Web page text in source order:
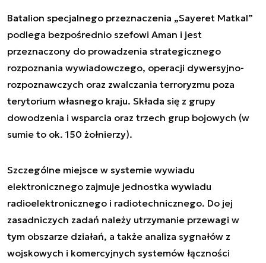
Batalion specjalnego przeznaczenia „Sayeret Matkal”
podlega bezpośrednio szefowi Aman i jest
przeznaczony do prowadzenia strategicznego
rozpoznania wywiadowczego, operacji dywersyjno-
rozpoznawczych oraz zwalczania terroryzmu poza
terytorium własnego kraju. Składa się z grupy
dowodzenia i wsparcia oraz trzech grup bojowych (w
sumie to ok. 150 żołnierzy).
Szczególne miejsce w systemie wywiadu
elektronicznego zajmuje jednostka wywiadu
radioelektronicznego i radiotechnicznego. Do jej
zasadniczych zadań należy utrzymanie przewagi w
tym obszarze działań, a także analiza sygnałów z
wojskowych i komercyjnych systemów łączności